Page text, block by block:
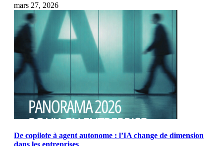
mars 27, 2026
De copilote à agent autonome : l’IA change de dimension
dans les entreprises